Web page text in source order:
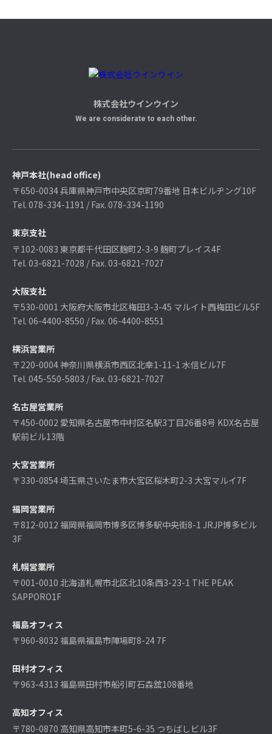
株式会社ウインウイン
We are considerate to each other.
神戸本社(head office)
〒650-0034 兵庫県神戸市中央区京町79番地 日本ビルヂング10F
Tel. 078-334-1191 / Fax. 078-334-1190
東京支社
〒102-0083 東京都千代田区麹町2-3-9 麹町プレイス4F
Tel. 03-6821-7028 / Fax. 03-6821-7027
大阪支社
〒530-0001 大阪府大阪市北区梅田3-3-45 マルイト西梅田ビル5F
Tel. 06-4400-8550 / Fax. 06-4400-8551
横浜営業所
〒220-0004 神奈川県横浜市西区北幸1-11-1 水信ビル7F
Tel. 045-550-5803 / Fax. 03-6821-7027
名古屋営業所
〒450-0002 愛知県名古屋市中村区名駅3丁目26番8号 KDX名古屋
駅前ビル13階
大宮営業所
〒330-0854 埼玉県さいたま市大宮区桜木町2-3 大宮マルイ7F
福岡営業所
〒812-0012 福岡県福岡市博多区博多駅中央街8-1 JRJP博多ビル
3F
札幌営業所
〒001-0010 北海道札幌市北区北10条西3-23-1 THE PEAK
SAPPORO1F
福島オフィス
〒960-8032 福島県福島市陣場町8-24 7F
田村オフィス
〒963-4313 福島県田村市船引町石森舘108番地
高知オフィス
〒780-0870 高知県高知市本町5-6-35 つちばしビル3F